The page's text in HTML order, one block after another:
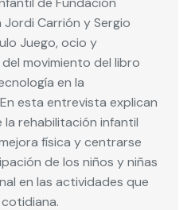
Carrión y Sergio
Juego, ocio y
movimiento del libro
en la
esta entrevista explican
rehabilitación infantil
física y centrarse
de los niños y niñas
en las actividades que